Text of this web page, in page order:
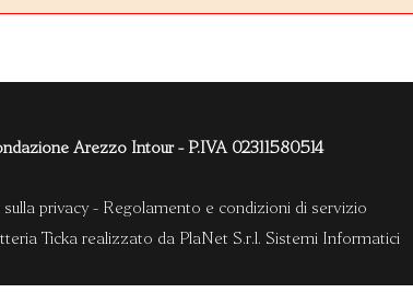
Arezzo Intour - P.IVA 02311580514
privacy- Regolamento e condizioni di servizio
Tickarealizzato da PlaNet S.r.l. Sistemi Informatici